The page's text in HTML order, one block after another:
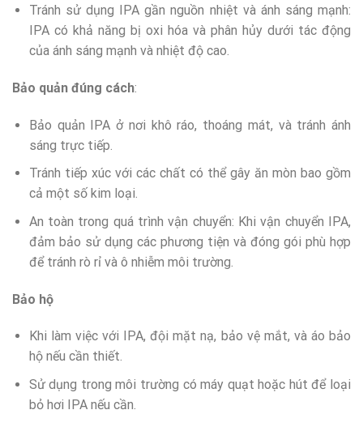
Tránh sử dụng IPA gần nguồn nhiệt và ánh sáng mạnh:
IPA có khả năng bị oxi hóa và phân hủy dưới tác động
của ánh sáng mạnh và nhiệt độ cao.
Bảo quản đúng cách:
Bảo quản IPA ở nơi khô ráo, thoáng mát, và tránh ánh
sáng trực tiếp.
Tránh tiếp xúc với các chất có thể gây ăn mòn bao gồm
cả một số kim loại.
An toàn trong quá trình vận chuyển: Khi vận chuyển IPA,
đảm bảo sử dụng các phương tiện và đóng gói phù hợp
để tránh rò rỉ và ô nhiễm môi trường.
Bảo hộ
Khi làm việc với IPA, đội mặt nạ, bảo vệ mắt, và áo bảo
hộ nếu cần thiết.
Sử dụng trong môi trường có máy quạt hoặc hút để loại
bỏ hơi IPA nếu cần.